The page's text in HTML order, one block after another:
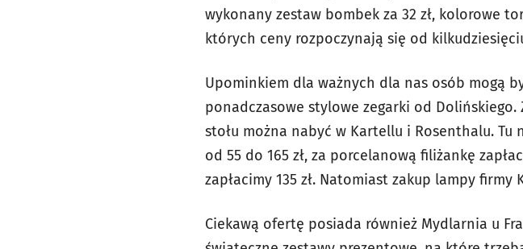
wykonany zestaw bombek za 32 zł, kolorowe
których ceny rozpoczynają się od
Upominkiem dla ważnych dla nas osób mogą
ponadczasowe stylowe zegarki od
stołu można nabyć w Kartellu i Rosenthalu.
od 55 do 165 zł, za porcelanową filiżankę
zapłacimy 135 zł. Natomiast zakup lampy firmy
Ciekawą ofertę posiada również Mydlarnia u